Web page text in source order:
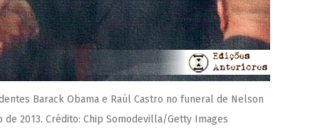
Barack Obama e Raúl Castro no funeral de Nelson
de 2013. Crédito: Chip Somodevilla/Getty Images